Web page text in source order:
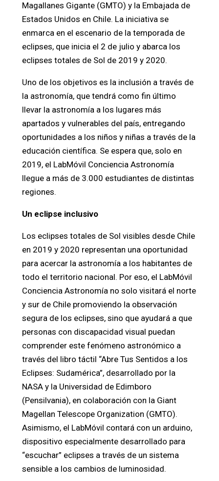
Magallanes Gigante (GMTO) y la Embajada de
Estados Unidos en Chile. La iniciativa se
enmarca en el escenario de la temporada de
eclipses, que inicia el 2 de julio y abarca los
eclipses totales de Sol de 2019 y 2020.
Uno de los objetivos es la inclusión a través de
la astronomía, que tendrá como fin último
llevar la astronomía a los lugares más
apartados y vulnerables del país, entregando
oportunidades a los niños y niñas a través de la
educación científica. Se espera que, solo en
2019, el LabMóvil Conciencia Astronomía
llegue a más de 3.000 estudiantes de distintas
regiones.
Un eclipse inclusivo
Los eclipses totales de Sol visibles desde Chile
en 2019 y 2020 representan una oportunidad
para acercar la astronomía a los habitantes de
todo el territorio nacional. Por eso, el LabMóvil
Conciencia Astronomía no solo visitará el norte
y sur de Chile promoviendo la observación
segura de los eclipses, sino que ayudará a que
personas con discapacidad visual puedan
comprender este fenómeno astronómico a
través del libro táctil “Abre Tus Sentidos a los
Eclipses: Sudamérica”, desarrollado por la
NASA y la Universidad de Edimboro
(Pensilvania), en colaboración con la Giant
Magellan Telescope Organization (GMTO).
Asimismo, el LabMóvil contará con un arduino,
dispositivo especialmente desarrollado para
“escuchar” eclipses a través de un sistema
sensible a los cambios de luminosidad.